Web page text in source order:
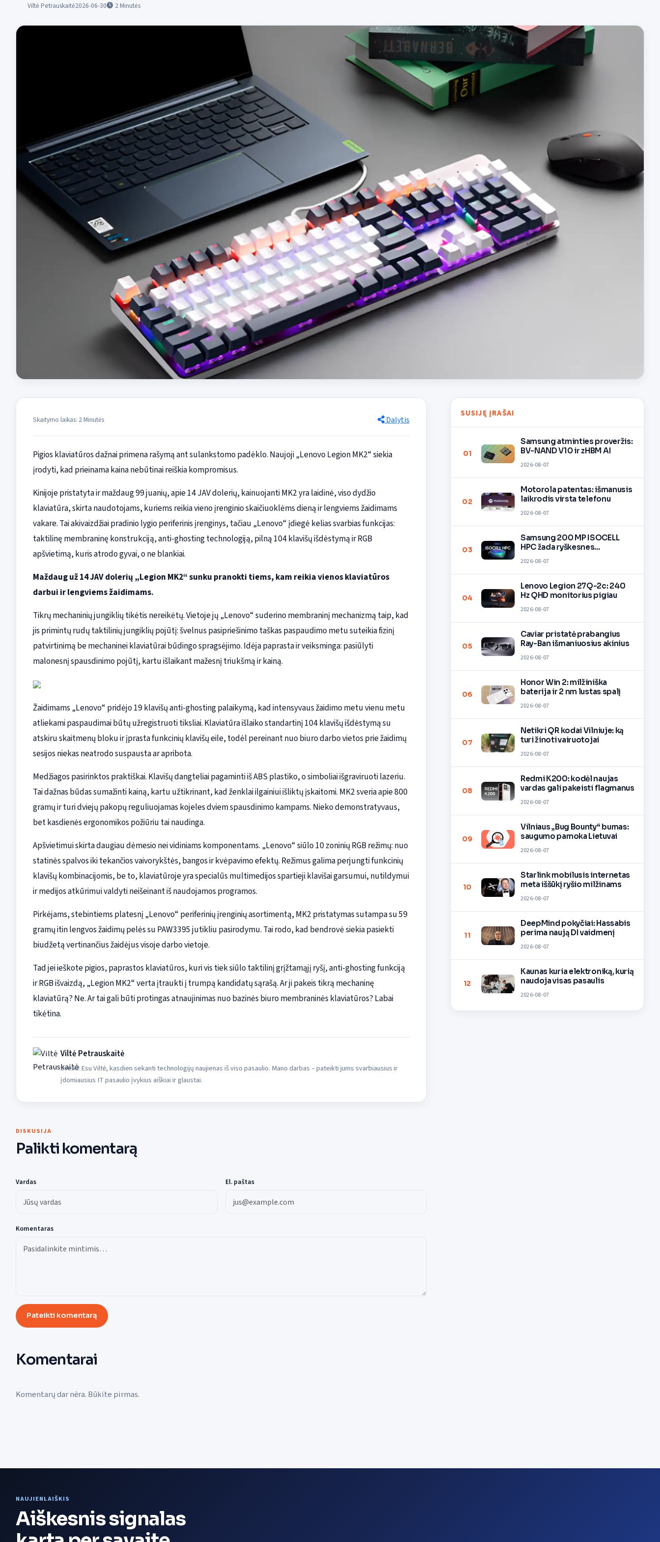
Viltė Petrauskaitė2026-06-30 2Minutės
Skaitymo laikas: 2 Minutės Dalytis
Pigios klaviatūros dažnai primena rašymą ant sulankstomo padėklo. Naujoji „Lenovo Legion MK2“ siekia
įrodyti, kad prieinama kaina nebūtinai reiškia kompromisus.
Kinijoje pristatyta ir maždaug 99 juanių, apie 14 JAV dolerių, kainuojanti MK2 yra laidinė, viso dydžio
klaviatūra, skirta naudotojams, kuriems reikia vieno įrenginio skaičiuoklėms dieną ir lengviems žaidimams
vakare. Tai akivaizdžiai pradinio lygio periferinis įrenginys, tačiau „Lenovo“ įdiegė kelias svarbias funkcijas:
taktilinę membraninę konstrukciją, anti-ghosting technologiją, pilną 104 klavišų išdėstymą ir RGB
apšvietimą, kuris atrodo gyvai, o ne blankiai.
Maždaug už 14 JAV dolerių „Legion MK2“ sunku pranokti tiems, kam reikia vienos klaviatūros
darbui ir lengviems žaidimams.
Tikrų mechaninių jungiklių tikėtis nereikėtų. Vietoje jų „Lenovo“ suderino membraninį mechanizmą taip, kad
jis primintų rudų taktilinių jungiklių pojūtį: švelnus pasipriešinimo taškas paspaudimo metu suteikia fizinį
patvirtinimą be mechaninei klaviatūrai būdingo spragsėjimo. Idėja paprasta ir veiksminga: pasiūlyti
malonesnį spausdinimo pojūtį, kartu išlaikant mažesnį triukšmą ir kainą.
Žaidimams „Lenovo“ pridėjo 19 klavišų anti-ghosting palaikymą, kad intensyvaus žaidimo metu vienu metu
atliekami paspaudimai būtų užregistruoti tiksliai. Klaviatūra išlaiko standartinį 104 klavišų išdėstymą su
atskiru skaitmenų bloku ir įprasta funkcinių klavišų eile, todėl pereinant nuo biuro darbo vietos prie žaidimų
sesijos niekas neatrodo suspausta ar apribota.
Medžiagos pasirinktos praktiškai. Klavišų dangteliai pagaminti iš ABS plastiko, o simboliai išgraviruoti lazeriu.
Tai dažnas būdas sumažinti kainą, kartu užtikrinant, kad ženklai ilgainiui išliktų įskaitomi. MK2 sveria apie 800
gramų ir turi dviejų pakopų reguliuojamas kojeles dviem spausdinimo kampams. Nieko demonstratyvaus,
bet kasdienės ergonomikos požiūriu tai naudinga.
Apšvietimui skirta daugiau dėmesio nei vidiniams komponentams. „Lenovo“ siūlo 10 zoninių RGB režimų: nuo
statinės spalvos iki tekančios vaivorykštės, bangos ir kvėpavimo efektų. Režimus galima perjungti funkcinių
klavišų kombinacijomis, be to, klaviatūroje yra specialūs multimedijos spartieji klavišai garsumui, nutildymui
ir medijos atkūrimui valdyti neišeinant iš naudojamos programos.
Pirkėjams, stebintiems platesnį „Lenovo“ periferinių įrenginių asortimentą, MK2 pristatymas sutampa su 59
gramų itin lengvos žaidimų pelės su PAW3395 jutikliu pasirodymu. Tai rodo, kad bendrovė siekia pasiekti
biudžetą vertinančius žaidėjus visoje darbo vietoje.
Tad jei ieškote pigios, paprastos klaviatūros, kuri vis tiek siūlo taktilinį grįžtamąjį ryšį, anti-ghosting funkciją
ir RGB išvaizdą, „Legion MK2“ verta įtraukti į trumpą kandidatų sąrašą. Ar ji pakeis tikrą mechaninę
klaviatūrą? Ne. Ar tai gali būti protingas atnaujinimas nuo bazinės biuro membraninės klaviatūros? Labai
tikėtina.
Viltė Petrauskaitė
Sveiki! Esu Viltė, kasdien sekanti technologijų naujienas iš viso pasaulio. Mano darbas – pateikti jums svarbiausius ir
įdomiausius IT pasaulio įvykius aiškiai ir glaustai.
DISKUSIJA
Palikti komentarą
Vardas El. paštas
Komentaras
Pateikti komentarą
Komentarai
Komentarų dar nėra. Būkite pirmas.
SUSIJĘ ĮRAŠAI
01
Samsung atminties proveržis:
BV-NAND V10 ir zHBM AI
2026-08-07
02
Motorola patentas: išmanusis
laikrodis virsta telefonu
2026-08-07
03
Samsung 200 MP ISOCELL
HPC žada ryškesnes
2026-08-07
04
Lenovo Legion 27Q-2c: 240
Hz QHD monitorius pigiau
2026-08-07
05
Caviar pristatė prabangius
Ray-Ban išmaniuosius akinius
2026-08-07
06
Honor Win 2: milžiniška
baterija ir 2 nm lustas spalį
2026-08-07
07
Netikri QR kodai Vilniuje: ką
turi žinoti vairuotojai
2026-08-07
08
Redmi K200: kodėl naujas
vardas gali pakeisti flagmanus
2026-08-07
09
Vilniaus „Bug Bounty“ bumas:
saugumo pamoka Lietuvai
2026-08-07
10
Starlink mobilusis internetas
meta iššūkį ryšio milžinams
2026-08-07
11
DeepMind pokyčiai: Hassabis
perima naują DI vaidmenį
2026-08-07
12
Kaunas kuria elektroniką, kurią
naudoja visas pasaulis
2026-08-07
NAUJIENLAIŠKIS
Aiškesnis signalas